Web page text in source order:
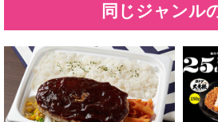
同じジャンル